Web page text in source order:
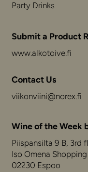
Party Drinks
Submit a Product
www.alkotoive.fi
Contact Us
viikonviini@norex.fi
Wine of the Week
Piispansilta 9 B, 3rd
Iso Omena
02230 Espoo